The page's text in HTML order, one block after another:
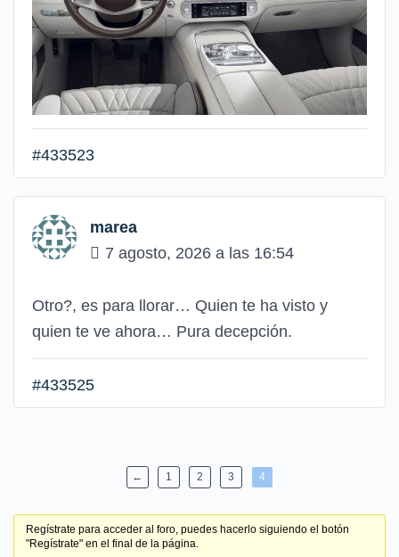
#433523
marea
7 agosto, 2026 a las 16:54
Otro?, es para llorar… Quien te ha visto y
quien te ve ahora… Pura decepción.
#433525
← 1 2 3 4
Regístrate para acceder al foro, puedes hacerlo siguiendo el botón
"Regístrate" en el final de la página.